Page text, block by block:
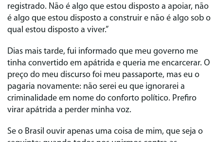
registrado. Não é algo que estou disposto a apoiar, não
é algo que estou disposto a construir e não é algo sob o
qual estou disposto a viver.”
Dias mais tarde, fui informado que meu governo me
tinha convertido em apátrida e queria me encarcerar. O
preço do meu discurso foi meu passaporte, mas eu o
pagaria novamente: não serei eu que ignorarei a
criminalidade em nome do conforto político. Prefiro
virar apátrida a perder minha voz.
Se o Brasil ouvir apenas uma coisa de mim, que seja o